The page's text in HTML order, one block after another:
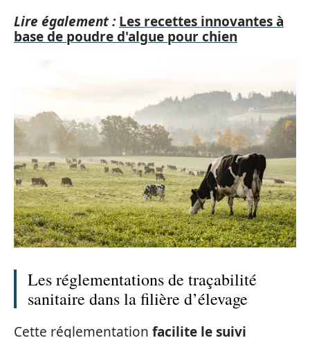
Lire également : Les recettes innovantes à
base de poudre d'algue pour chien
Les réglementations de traçabilité
sanitaire dans la filière d’élevage
Cette réglementation facilite le suivi